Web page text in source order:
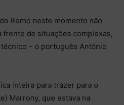
Remo neste momento não
frente de situações complexas,
– o português António
inteira para trazer para o
Marrony, que estava na